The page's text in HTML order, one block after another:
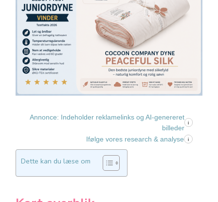
Annonce: Indeholder reklamelinks og AI-genereret
billeder
i
Ifølge vores research & analyse i
Dette kan du læse om